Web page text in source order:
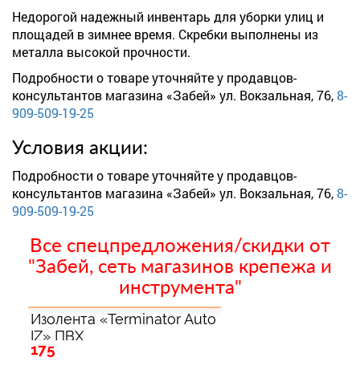
Недорогой надежный инвентарь для уборки улиц и
площадей в зимнее время. Скребки выполнены из
металла высокой прочности.
Подробности о товаре уточняйте у продавцов-
консультантов магазина «Забей» ул. Вокзальная, 76,8-
909-509-19-25
Условия акции:
Подробности о товаре уточняйте у продавцов-
консультантов магазина «Забей» ул. Вокзальная, 76,8-
909-509-19-25
Все спецпредложения/скидки от
"Забей, сеть магазинов крепежа и
инструмента"
Изолента «Terminator Auto
IZ» ПВХ
175